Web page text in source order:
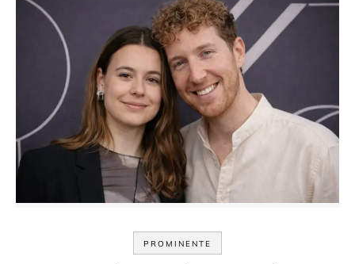
PROMINENTE